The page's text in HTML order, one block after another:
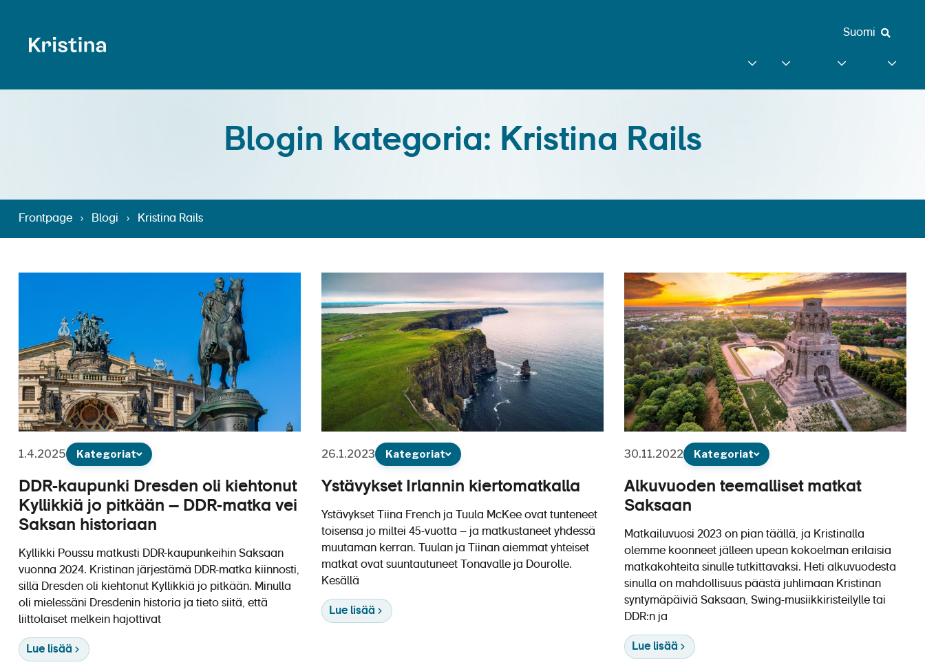
Suomi
Blogin kategoria: Kristina Rails
Frontpage › Blogi › Kristina Rails
1.4.2025 Kategoriat
DDR-kaupunki Dresden oli kiehtonut
Kyllikkiä jo pitkään – DDR-matka vei
Saksan historiaan
Kyllikki Poussu matkusti DDR-kaupunkeihin Saksaan
vuonna 2024. Kristinan järjestämä DDR-matka kiinnosti,
sillä Dresden oli kiehtonut Kyllikkiä jo pitkään. Minulla
oli mielessäni Dresdenin historia ja tieto siitä, että
liittolaiset melkein hajottivat
Lue lisää
26.1.2023 Kategoriat
Ystävykset Irlannin kiertomatkalla
Ystävykset Tiina French ja Tuula McKee ovat tunteneet
toisensa jo miltei 45-vuotta – ja matkustaneet yhdessä
muutaman kerran. Tuulan ja Tiinan aiemmat yhteiset
matkat ovat suuntautuneet Tonavalle ja Dourolle.
Kesällä
Lue lisää
30.11.2022 Kategoriat
Alkuvuoden teemalliset matkat
Saksaan
Matkailuvuosi 2023 on pian täällä, ja Kristinalla
olemme koonneet jälleen upean kokoelman erilaisia
matkakohteita sinulle tutkittavaksi. Heti alkuvuodesta
sinulla on mahdollisuus päästä juhlimaan Kristinan
syntymäpäiviä Saksaan, Swing-musiikkiristeilylle tai
DDR:n ja
Lue lisää